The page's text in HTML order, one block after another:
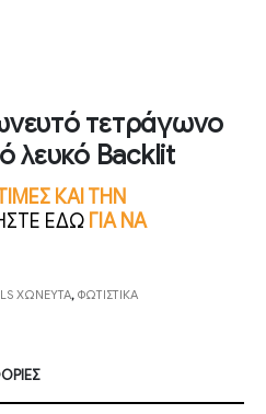
τετράγωνο
λευκό Backlit
ΚΑΙ ΤΗΝ
ΕΔΩ ΓΙΑ ΝΑ
ΧΩΝΕΥΤΑ, ΦΩΤΙΣΤΙΚΑ